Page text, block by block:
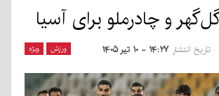
و چادرملو برای آسیا
ورزش ویژه تاریخ انتشار ۱۴:۲۷ - ۱۰ تیر ۱۴۰۵